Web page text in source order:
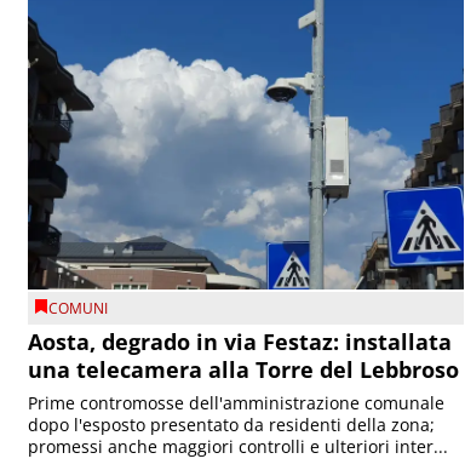
COMUNI
Aosta, degrado in via Festaz: installata
una telecamera alla Torre del Lebbroso
Prime contromosse dell'amministrazione comunale
dopo l'esposto presentato da residenti della zona;
promessi anche maggiori controlli e ulteriori inter...